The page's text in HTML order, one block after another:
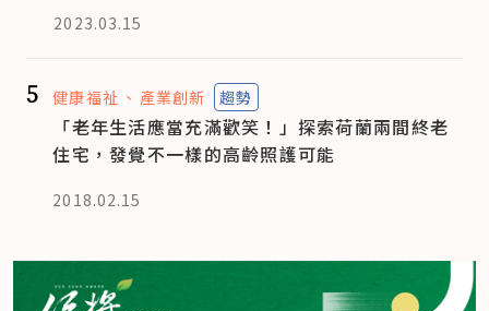
2023.03.15
5 健康福祉 產業創新 趨勢
「老年生活應當充滿歡笑！」探索荷蘭兩間終老
住宅，發覺不一樣的高齡照護可能
2018.02.15